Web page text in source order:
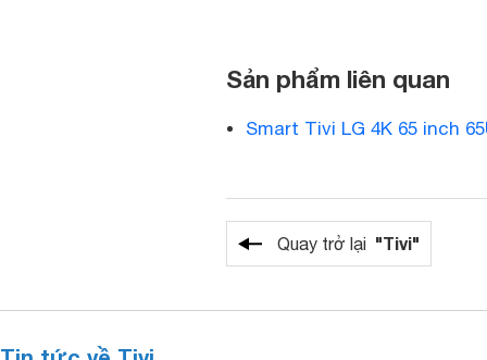
Sản phẩm liên quan
Smart Tivi LG 4K 65 inch
Quay trở lại "Tivi"